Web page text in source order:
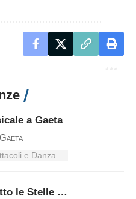
a Gaeta
Gaeta
Musica, Spettacoli e Danza nel Lazio
Cinema Sotto le Stelle – Dal mito al pubblico